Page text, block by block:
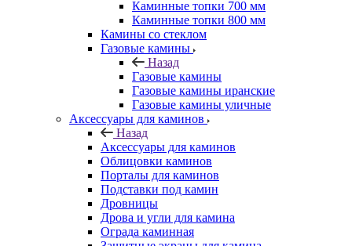
Каминные топки 700 мм
Каминные топки 800 мм
Камины со стеклом
Газовые камины
Назад
Газовые камины
Газовые камины иранские
Газовые камины уличные
Аксессуары для каминов
Назад
Аксессуары для каминов
Облицовки каминов
Порталы для каминов
Подставки под камин
Дровницы
Дрова и угли для камина
Ограда каминная